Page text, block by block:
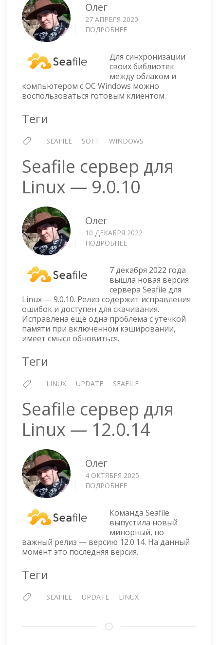
Олег
27 АПРЕЛЯ 2020
ПОДРОБНЕЕ
КЛИЕНТ
ДЛЯ
WINDOWS
Для синхронизации
своих библиотек
между облаком и
компьютером с ОС Windows можно
воспользоваться готовым клиентом.
Теги
SEAFILE SOFT WINDOWS
Seafile сервер для
Linux — 9.0.10
Олег
10 ДЕКАБРЯ 2022
ПОДРОБНЕЕ
ДЛЯ
LINUX
—
9.0.10
7 декабря 2022 года
вышла новая версия
сервера Seafile для
Linux — 9.0.10. Релиз содержит исправления
ошибок и доступен для скачивания.
Исправлена ещё одна проблема с утечкой
памяти при включённом кэшировании,
имеет смысл обновиться.
Теги
LINUX UPDATE SEAFILE
Seafile сервер для
Linux — 12.0.14
Олег
4 ОКТЯБРЯ 2025
ПОДРОБНЕЕ
ДЛЯ
LINUX
—
12.0.14
Команда Seafile
выпустила новый
минорный, но
важный релиз — версию 12.0.14. На данный
момент это последняя версия.
Теги
SEAFILE UPDATE LINUX